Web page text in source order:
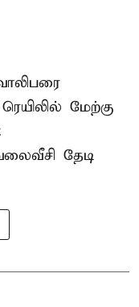
மேற்கு
தேடி